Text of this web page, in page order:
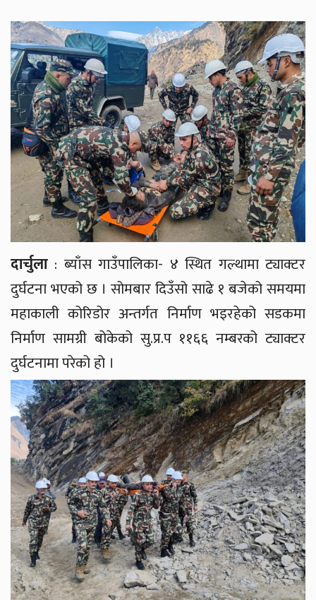
दार्चुला : ब्याँस गाउँपालिका- ४ स्थित गल्थामा ट्याक्टर
दुर्घटना भएको छ । सोमबार दिउँसो साढे १ बजेको समयमा
महाकाली कोरिडोर अन्तर्गत निर्माण भइरहेको सडकमा
निर्माण सामग्री बोकेको सु.प्र.प ११६६ नम्बरको ट्याक्टर
दुर्घटनामा परेको हो ।